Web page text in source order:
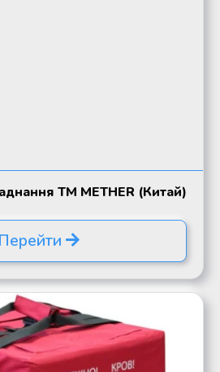
TM METHER (Китай)
Перейти